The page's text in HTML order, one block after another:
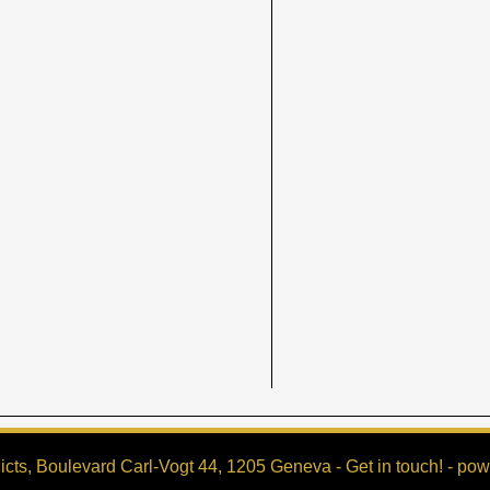
Boulevard Carl-Vogt 44, 1205 Geneva - Get in touch! -